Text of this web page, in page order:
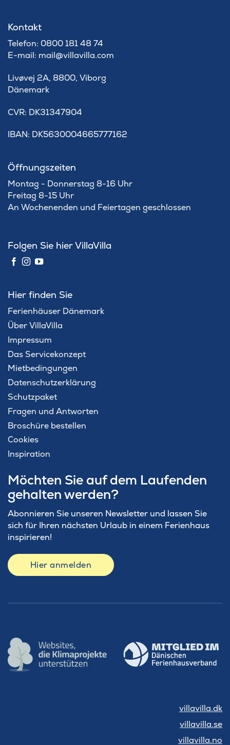
Kontakt
Telefon: 0800 181 48 74
E-mail: mail@villavilla.com
Livøvej 2A, 8800, Viborg
Dänemark
​CVR: DK31347904
IBAN: DK5630004665777162
Öffnungszeiten
Montag - Donnerstag 8-16 Uhr
Freitag 8-15 Uhr
An Wochenenden und Feiertagen geschlossen
Folgen Sie hier VillaVilla
Hier finden Sie
Ferienhäuser Dänemark
Über VillaVilla
Impressum
Das Servicekonzept
Mietbedingungen
Datenschutzerklärung
Schutzpaket
Fragen und Antworten
Broschüre bestellen
Cookies
Inspiration
Möchten Sie auf dem Laufenden
gehalten werden?
Abonnieren Sie unseren Newsletter und lassen Sie
sich für Ihren nächsten Urlaub in einem Ferienhaus
inspirieren!
Hier anmelden
villavilla.dk
villavilla.se
villavilla.no